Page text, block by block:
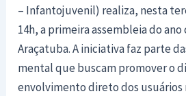
– Infantojuvenil) realiza, nesta
14h, a primeira assembleia do
Araçatuba. A iniciativa faz parte
mental que buscam promover o
envolvimento direto dos usuários